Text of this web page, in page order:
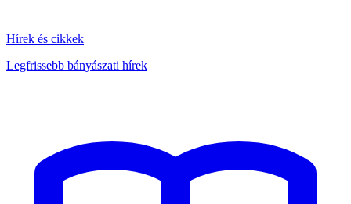
Hírek és cikkek
Legfrissebb bányászati hírek